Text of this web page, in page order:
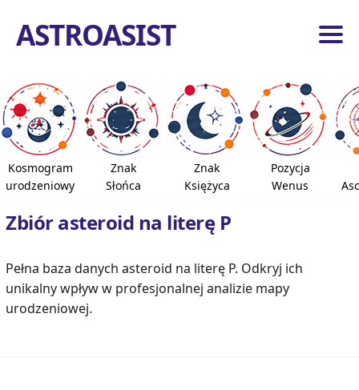
ASTROASIST
Kosmogram
urodzeniowy
Znak
Słońca
Znak
Księżyca
Pozycja
Wenus
Zbiór asteroid na literę P
Pełna baza danych asteroid na literę P. Odkryj ich
unikalny wpływ w profesjonalnej analizie mapy
urodzeniowej.